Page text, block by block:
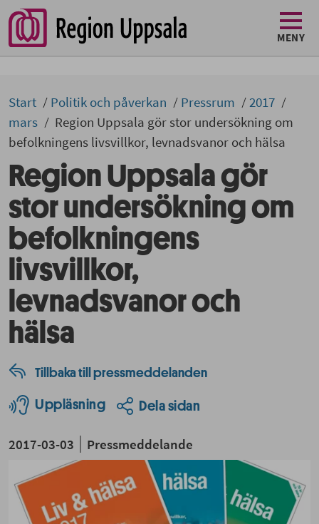
MENY
Start Politik och påverkan Pressrum
2017
mars
Region Uppsala gör stor undersökning om
befolkningens livsvillkor, levnadsvanor och hälsa
Region Uppsala gör
stor undersökning om
befolkningens
livsvillkor,
levnadsvanor och
hälsa
Tillbaka till pressmeddelanden
Uppläsning Dela sidan
2017-03-03 Pressmeddelande